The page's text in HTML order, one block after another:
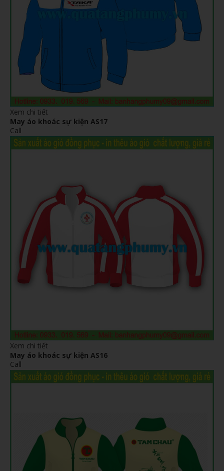
Xem chi tiết
May áo khoác sự kiện AS17
Call
Xem chi tiết
May áo khoác sự kiện AS16
Call